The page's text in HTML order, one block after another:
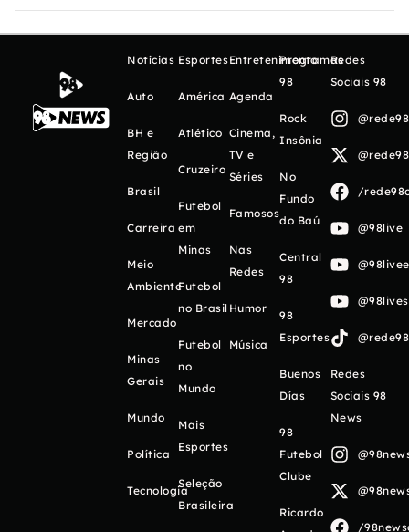
Notícias
Auto
BH e
Região
Brasil
Carreira
Meio
Ambiente
Mercado
Minas
Gerais
Mundo
Política
Tecnologia
Esportes
América
Atlético
Cruzeiro
Futebol
em
Minas
Futebol
no Brasil
Futebol
no
Mundo
Mais
Esportes
Seleção
Brasileira
Entretenimento
Agenda
Cinema,
TV e
Séries
Famosos
Nas
Redes
Humor
Música
Programas
98
Rock
Insônia
No
Fundo
do Baú
Central
98
98
Esportes
Buenos
Días
98
Futebol
Clube
Ricardo
Redes
Sociais 98
/
@98live
Redes
Sociais 98
News
/